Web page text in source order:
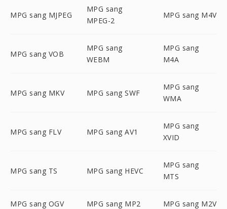
MPG sang MJPEG
MPG sang
MPEG-2
MPG sang M4V
MPG sang VOB
MPG sang
WEBM
MPG sang
M4A
MPG sang MKV MPG sang SWF
MPG sang
WMA
MPG sang FLV MPG sang AV1
MPG sang
XVID
MPG sang TS MPG sang HEVC
MPG sang
MTS
MPG sang OGV MPG sang MP2 MPG sang M2V